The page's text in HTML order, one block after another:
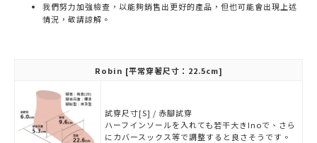
我們努力加強檢查，以能夠銷售出更好的產品，但也可能會出現上述
情況，敬請諒解。
Robin [平常穿著尺寸：22.5cm]
試穿尺寸[S] / 赤腳試穿
ハーフインソールを入れても若干大きInoで、さら
にカバースックス等で調整すると良さそうです。